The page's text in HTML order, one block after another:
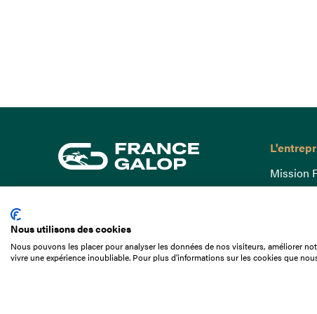
01 49 10 20 29
Mission
Nous utilisons des cookies
Nous pouvons les placer pour analyser les données de nos visiteurs, améliorer
vivre une expérience inoubliable. Pour plus d'informations sur les cookies que